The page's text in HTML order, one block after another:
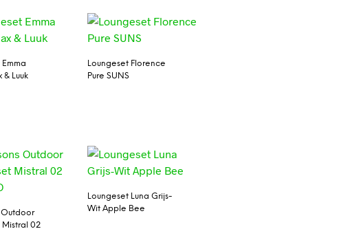
& Luuk
Loungeset Florence
Pure SUNS
Outdoor
Mistral 02
Loungeset Luna Grijs-
Wit Apple Bee